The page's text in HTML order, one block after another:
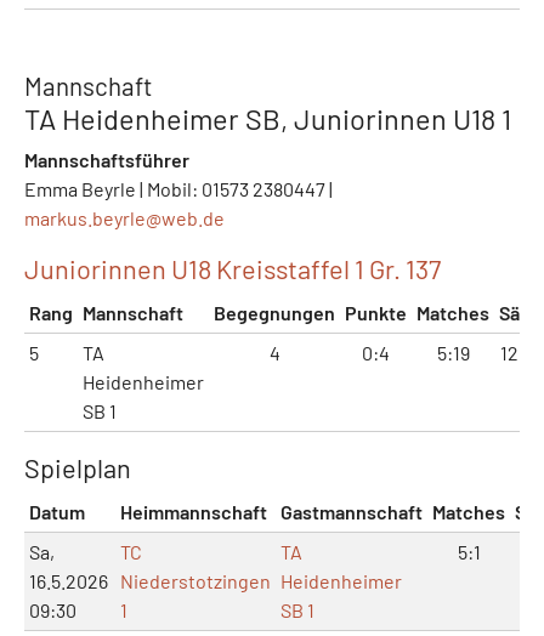
Mannschaft
TA Heidenheimer SB, Juniorinnen U18 1
Mannschaftsführer
Emma Beyrle | Mobil: 01573 2380447 |
markus.beyrle@web.de
Juniorinnen U18 Kreisstaffel 1 Gr. 137
Rang Mannschaft Begegnungen Punkte Matches
5
TA
Heidenheimer
SB 1
4 0:4 5:19
Spielplan
Datum Heimmannschaft Gastmannschaft Matches
Sa,
16.5.2026
09:30
TC
Niederstotzingen
1
TA
Heidenheimer
SB 1
5:1